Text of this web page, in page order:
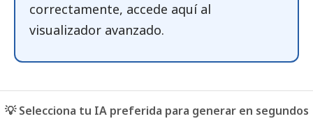
correctamente, accede aquíal
visualizador avanzado.
💡 Selecciona tu IA preferida para generar en segundos